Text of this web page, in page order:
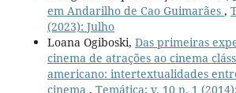
em Andarilho de Cao Guimarães ,
(2023): Julho
Loana Ogiboski, Das primeiras
cinema de atrações ao cinema
americano: intertextualidades
cinema , Temática: v. 10 n. 1